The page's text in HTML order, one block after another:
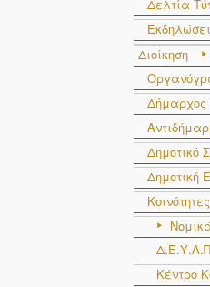
Δελτία
Διοίκηση
Δήμαρχος
Δημοτικό
Δημοτική
Κοινότητες
Κέντρο